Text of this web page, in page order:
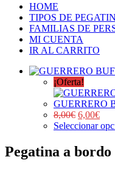
HOME
TIPOS DE
FAMILIAS DE
MI CUENTA
IR AL CARRITO
¡Oferta!
GUERRERO
8,00€ 6,00€
Seleccionar
Pegatina a bordo